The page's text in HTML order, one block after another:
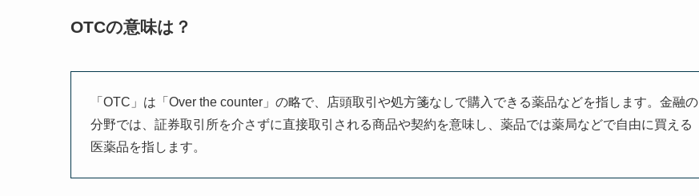
OTCの意味は？
「OTC」は「Over the counter」の略で、店頭取引や処方箋なしで購入できる薬品などを指します。金融の
分野では、証券取引所を介さずに直接取引される商品や契約を意味し、薬品では薬局などで自由に買える
医薬品を指します。